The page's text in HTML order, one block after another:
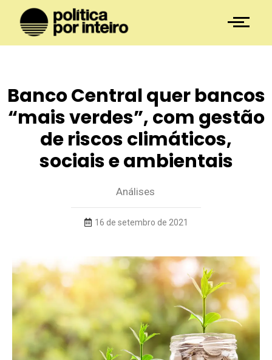
Banco Central quer bancos
“mais verdes”, com gestão
de riscos climáticos,
sociais e ambientais
Análises
16 de setembro de 2021